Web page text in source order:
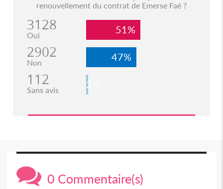
renouvellement du contrat de Emerse Faé ?
3128
Oui 51%
2902
Non 47%
112
Sans avis 2%
0 Commentaire(s)